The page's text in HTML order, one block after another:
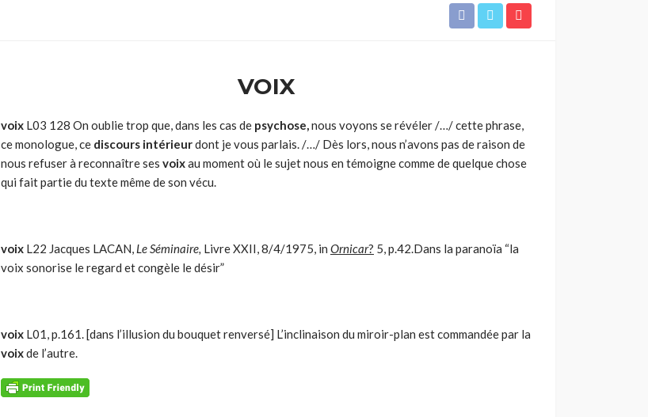
VOIX
voix L03 128 On oublie trop que, dans les cas de psychose,nous voyons se révéler /…/ cette phrase,
ce monologue, ce discours intérieurdont je vous parlais. /…/ Dès lors, nous n’avons pas de raison de
nous refuser à reconnaître ses voixau moment où le sujet nous en témoigne comme de quelque chose
qui fait partie du texte même de son vécu.
voix L22 Jacques LACAN, Le Séminaire, Livre XXII, 8/4/1975, in Ornicar? 5, p.42.Dans la paranoïa “la
voix sonorise le regard et congèle le désir”
voix L01, p.161. [dans l’illusion du bouquet renversé] L’inclinaison du miroir-plan est commandée par la
voixde l’autre.